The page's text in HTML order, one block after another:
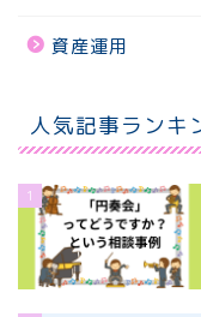
資産運用
人気記事ランキ
1